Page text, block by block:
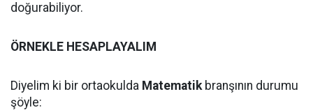
doğurabiliyor.
ÖRNEKLE HESAPLAYALIM
Diyelim ki bir ortaokulda Matematikbranşının durumu
şöyle: